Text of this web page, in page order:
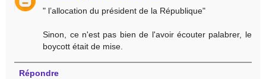
" l’allocation du président de la République"
Sinon, ce n'est pas bien de l'avoir écouter palabrer, le
boycott était de mise.
Répondre